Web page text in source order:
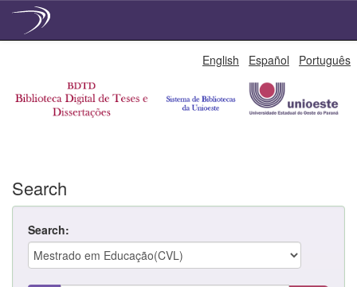
English Español Português
Search
Search: